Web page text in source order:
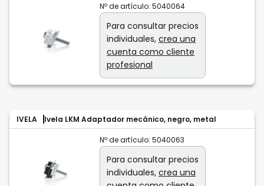
Nº de artículo: 5040064
Para consultar precios
individuales, crea una
cuenta como cliente
profesional
IVELA Ivela LKM Adaptador mecánico, negro, metal
Nº de artículo: 5040063
Para consultar precios
individuales, crea una